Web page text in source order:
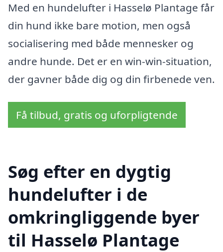
Med en hundelufter i Hasselø Plantage får
din hund ikke bare motion, men også
socialisering med både mennesker og
andre hunde. Det er en win-win-situation,
der gavner både dig og din firbenede ven.
Få tilbud, gratis og uforpligtende
Søg efter en dygtig
hundelufter i de
omkringliggende byer
til Hasselø Plantage